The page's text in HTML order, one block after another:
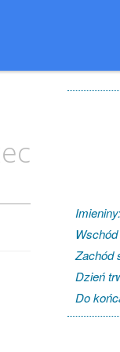
Imieniny:
Zachód
Dzień
Do